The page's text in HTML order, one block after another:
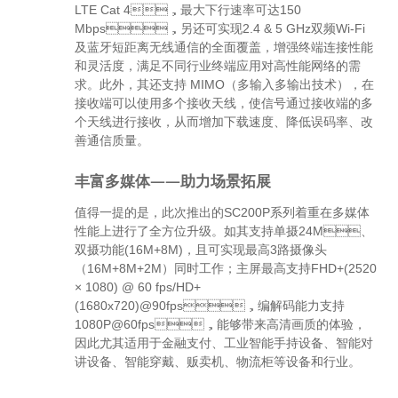
LTE Cat 4，最大下行速率可达150
Mbps，另还可实现2.4 & 5 GHz双频Wi-Fi
及蓝牙短距离无线通信的全面覆盖，增强终端连接性能
和灵活度，满足不同行业终端应用对高性能网络的需
求。此外，其还支持 MIMO（多输入多输出技术），在
接收端可以使用多个接收天线，使信号通过接收端的多
个天线进行接收，从而增加下载速度、降低误码率、改
善通信质量。
丰富多媒体——助力场景拓展
值得一提的是，此次推出的SC200P系列着重在多媒体
性能上进行了全方位升级。如其支持单摄24M、
双摄功能(16M+8M)，且可实现最高3路摄像头
（16M+8M+2M）同时工作；主屏最高支持FHD+(2520
× 1080) @ 60 fps/HD+
(1680x720)@90fps，编解码能力支持
1080P@60fps，能够带来高清画质的体验，
因此尤其适用于金融支付、工业智能手持设备、智能对
讲设备、智能穿戴、贩卖机、物流柜等设备和行业。